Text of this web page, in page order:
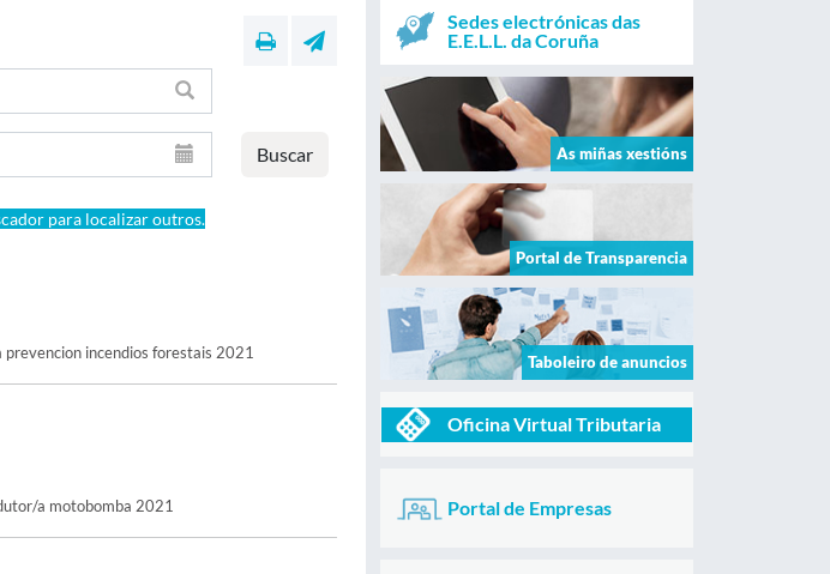
Buscar
para localizar outros.
incendios forestais 2021
a motobomba 2021
Sedes electrónicas das
E.E.L.L. da Coruña
As miñas xestións
Portal de Transparencia
Taboleiro de anuncios
Oficina Virtual Tributaria
Portal de Empresas